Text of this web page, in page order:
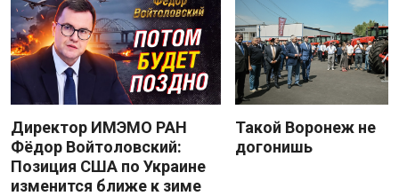
Директор ИМЭМО РАН
Фёдор Войтоловский:
Позиция США по Украине
изменится ближе к зиме
Такой Воронеж не
догонишь